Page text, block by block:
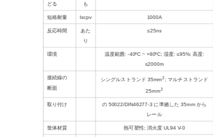
どる も
短絡耐量 Iscpv 1000A
反応時間
あた
り
≤25ns
環境
温度範囲: -40ºC ~ +80ºC; 湿度: ≤95%; 高度:
≤2000m
接続線の
断面
シングルストランド 35mm2; マルチストランド
25mm2
取り付け の 50022/DIN46277-3 に準拠した 35mm から
レール
筐体材質 熱可塑性; 消火度 UL94 V-0